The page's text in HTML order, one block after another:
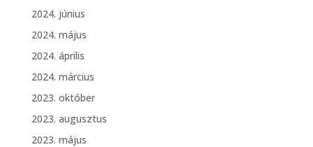
2024. június
2024. május
2024. április
2024. március
2023. október
2023. augusztus
2023. május